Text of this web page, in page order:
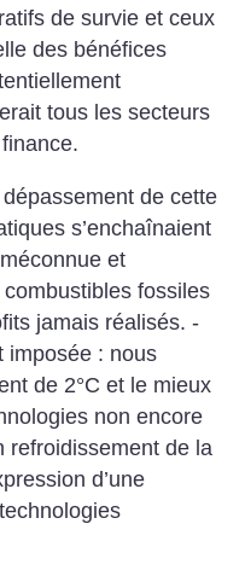
de survie et ceux
des bénéfices
tous les secteurs
de cette
s’enchaînaient
et
fossiles
jamais réalisés.
imposée : nous
de 2°C et le mieux
non encore
refroidissement de la
d’une